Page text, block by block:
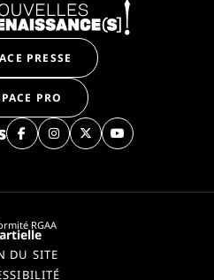
PRESSE
PRO
RGAA
DU SITE